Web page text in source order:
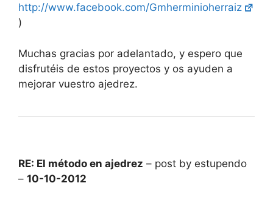
http://www.facebook.com/Gmherminioherraiz
)
Muchas gracias por adelantado, y espero que
disfrutéis de estos proyectos y os ayuden a
mejorar vuestro ajedrez.
RE: El método en ajedrez – post by estupendo
– 10-10-2012